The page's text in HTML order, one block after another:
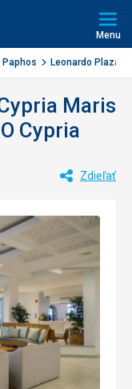
Menu
Paphos Leonardo Plaza
Maris
Cypria
Zdieľať